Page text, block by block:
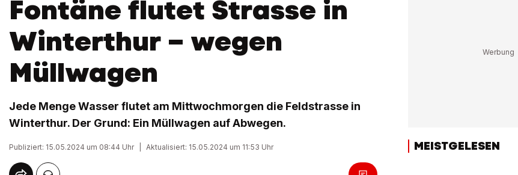
Fontäne flutet Strasse in
Winterthur – wegen
Müllwagen
Jede Menge Wasser flutet am Mittwochmorgen die Feldstrasse in
Winterthur. Der Grund: Ein Müllwagen auf Abwegen.
Publiziert: 15.05.2024 um 08:44 Uhr Aktualisiert: 15.05.2024 um 11:53 Uhr MEISTGELESEN